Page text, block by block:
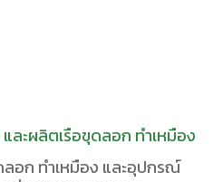
ละผลิตเรือขุดลอก ทำเหมือง
อก ทำเหมือง และอุปกรณ์